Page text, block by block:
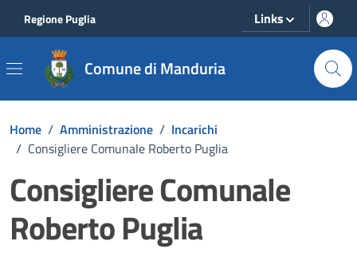
Regione Puglia Links
Comune di Manduria
Home / Amministrazione / Incarichi
/ Consigliere Comunale Roberto Puglia
Consigliere Comunale
Roberto Puglia